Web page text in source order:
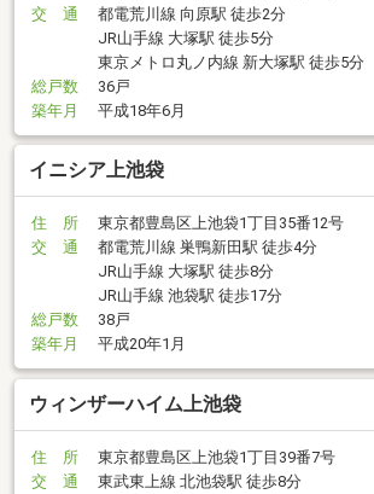
交 通
都電荒川線 向原駅 徒歩2分
JR山手線 大塚駅 徒歩5分
東京メトロ丸ノ内線 新大塚駅 徒歩5分
総戸数
36戸
築年月
平成18年6月
イニシア上池袋
住 所
東京都豊島区上池袋1丁目35番12号
交 通
都電荒川線 巣鴨新田駅 徒歩4分
JR山手線 大塚駅 徒歩8分
JR山手線 池袋駅 徒歩17分
総戸数
38戸
築年月
平成20年1月
ウィンザーハイム上池袋
住 所
東京都豊島区上池袋1丁目39番7号
交 通
東武東上線 北池袋駅 徒歩8分